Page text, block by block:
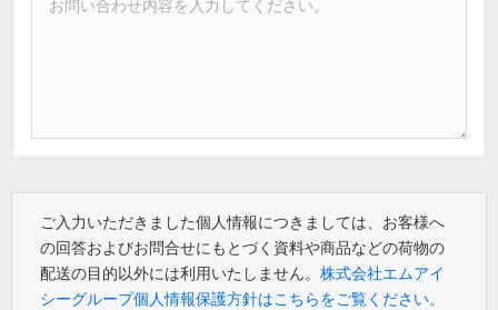
ご入力いただきました個人情報につきましては、お客様へ
の回答およびお問合せにもとづく資料や商品などの荷物の
配送の目的以外には利用いたしません。 株式会社エムアイ
シーグループ個人情報保護方針はこちらをご覧ください。